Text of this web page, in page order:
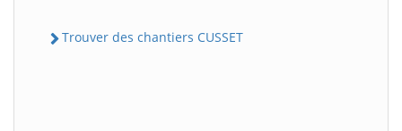
Trouver des chantiers CUSSET